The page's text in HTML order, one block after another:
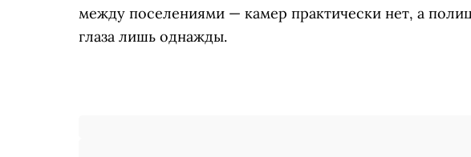
между поселениями — камер практически нет, а
глаза лишь однажды.